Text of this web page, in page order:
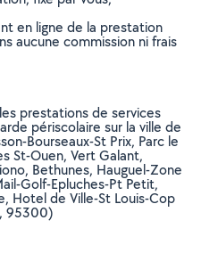
en ligne de la prestation
aucune commission ni frais
prestations de services
périscolaire sur la ville de
Bourseaux-St Prix, Parc le
St-Ouen, Vert Galant,
Bethunes, Hauguel-Zone
Golf-Epluches-Pt Petit,
Hotel de Ville-St Louis-Cop
95300)